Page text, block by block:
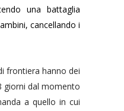
una battaglia
cancellando i
frontiera hanno dei
giorni dal momento
a quello in cui